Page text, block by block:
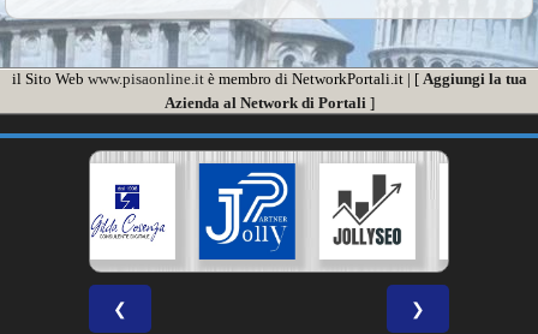
il Sito Web www.pisaonline.itè membro di NetworkPortali.it | [ Aggiungi la tua
Azienda al Network di Portali ]
❮ ❯